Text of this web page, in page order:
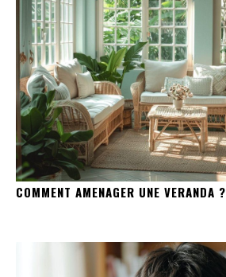
COMMENT AMENAGER UNE VERANDA ?